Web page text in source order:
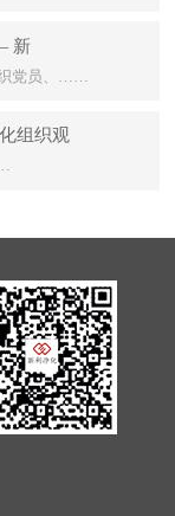
新
党员、……
组织观